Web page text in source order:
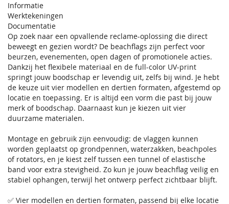
Informatie
Werktekeningen
Documentatie
Op zoek naar een opvallende reclame-oplossing die direct
beweegt en gezien wordt? De beachflags zijn perfect voor
beurzen, evenementen, open dagen of promotionele acties.
Dankzij het flexibele materiaal en de full-color UV-print
springt jouw boodschap er levendig uit, zelfs bij wind. Je hebt
de keuze uit vier modellen en dertien formaten, afgestemd op
locatie en toepassing. Er is altijd een vorm die past bij jouw
merk of boodschap. Daarnaast kun je kiezen uit vier
duurzame materialen.
Montage en gebruik zijn eenvoudig: de vlaggen kunnen
worden geplaatst op grondpennen, waterzakken, beachpoles
of rotators, en je kiest zelf tussen een tunnel of elastische
band voor extra stevigheid. Zo kun je jouw beachflag veilig en
stabiel ophangen, terwijl het ontwerp perfect zichtbaar blijft.
✅ Vier modellen en dertien formaten, passend bij elke locatie